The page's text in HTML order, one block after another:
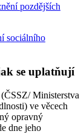
pozdějších
sociálního
se uplatňují
Ministerstva
ve věcech
opravný
dne jeho